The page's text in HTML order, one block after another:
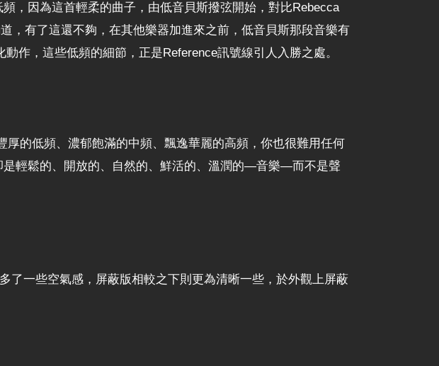
，因為這首輕柔的曲子，由低音貝斯撥弦開始，對比Rebecca
，有了這還不夠，在其他樂器加進來之前，低音貝斯那段音樂有
作，這些低頻的細節，正是Reference訊號線引人入勝之處。
的低頻、濃郁飽滿的中頻、飄逸華麗的高頻，你也很難用任何
輕鬆的、開放的、自然的、鮮活的、溫潤的—音樂—而不是聲
了一些空氣感，屏蔽版相較之下則更為清晰一些，於外觀上屏蔽